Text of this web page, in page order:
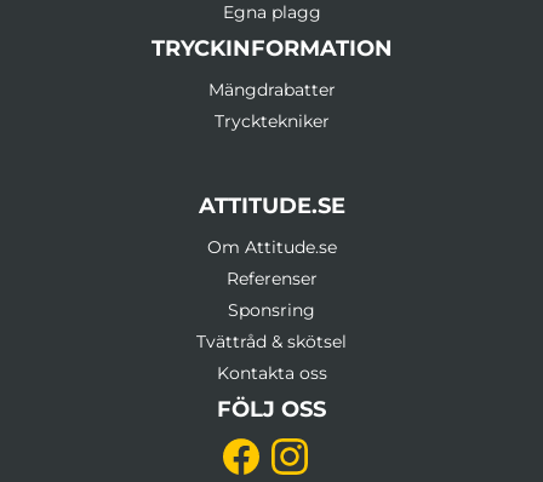
Egna plagg
TRYCKINFORMATION
Mängdrabatter
Trycktekniker
ATTITUDE.SE
Om Attitude.se
Referenser
Sponsring
Tvättråd & skötsel
Kontakta oss
FÖLJ OSS